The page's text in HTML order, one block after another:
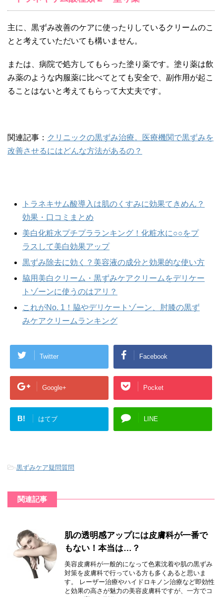
主に、黒ずみ改善のケアに使ったりしているクリームのこ
とと考えていただいても構いません。
または、病院で処方してもらった塗り薬です。塗り薬は飲
み薬のような内服薬に比べてとても安全で、副作用が起こ
ることはないと考えてもらって大丈夫です。
関連記事： クリニックの黒ずみ治療。医療機関で黒ずみを
改善させるにはどんな方法があるの？
トラネキサム酸導入は肌のくすみに効果てきめん？
効果・口コミまとめ
美白化粧水プチプラランキング！化粧水に○○をプ
ラスして美白効果アップ
黒ずみ除去に効く？美容液の成分と効果的な使い方
脇用美白クリーム・黒ずみケアクリームをデリケー
トゾーンに使うのはアリ？
これがNo. 1！脇やデリケートゾーン、肘膝の黒ず
みケアクリームランキング
Twitter Facebook
Google+ Pocket
B! はてブ LINE
-黒ずみケア疑問質問
関連記事
肌の透明感アップには皮膚科が一番で
もない！本当は…？
美容皮膚科が一般的になって色素沈着や肌の黒ずみ
対策を皮膚科で行っている方も多くあると思いま
す。 レーザー治療やハイドロキノン治療など即効性
と効果の高さが魅力の美容皮膚科ですが、一方でコ